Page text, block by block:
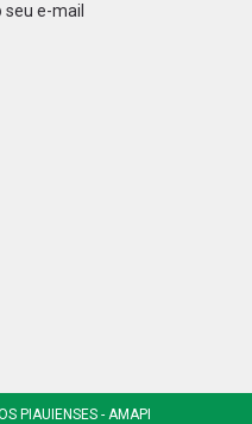
e-mail
PIAUIENSES - AMAPI